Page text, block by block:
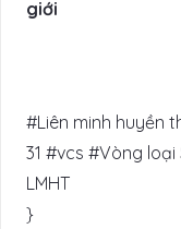
giới
#Liên minh huyền
31 #vcs #Vòng loại
LMHT
}